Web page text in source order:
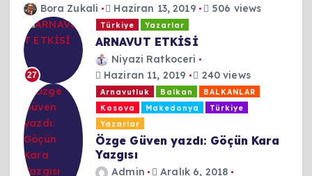
Bora Zukali Haziran 13, 2019 506 views
27
Türkiye Yazarlar
ARNAVUT ETKİSİ
Niyazi Ratkoceri
Haziran 11, 2019
240 views
Arnavutluk Balkan
BALKANLAR
Kosova
Makedonya
Türkiye
Yazarlar
Özge Güven yazdı: Göçün Kara
Yazgısı
Admin
Aralık 6, 2018